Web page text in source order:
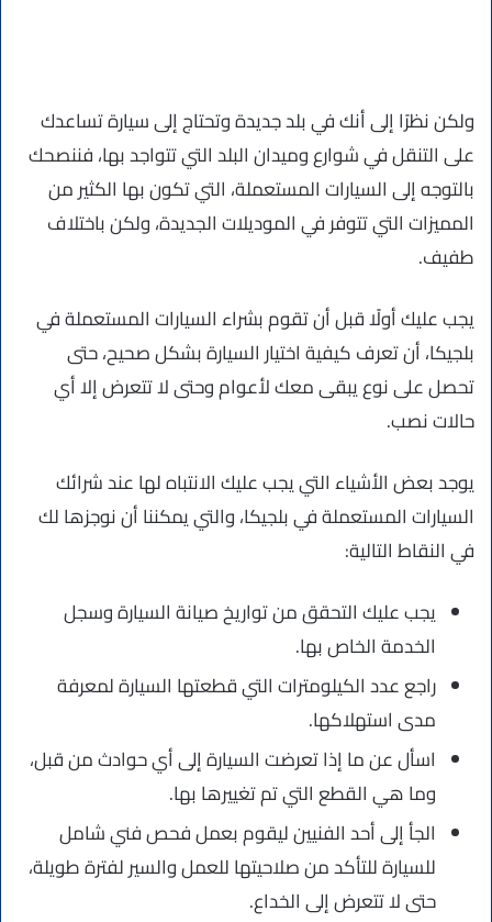
ولكن نظرًا إلى أنك في بلد جديدة وتحتاج إلى سيارة تساعدك
على التنقل في شوارع وميدان البلد التي تتواجد بها، فننصحك
بالتوجه إلى السيارات المستعملة، التي تكون بها الكثير من
المميزات التي تتوفر في الموديلات الجديدة، ولكن باختلاف
طفيف.
يجب عليك أولًا قبل أن تقوم بشراء السيارات المستعملة في
بلجيكا، أن تعرف كيفية اختيار السيارة بشكل صحيح، حتى
تحصل على نوع يبقى معك لأعوام وحتى لا تتعرض إلا أي
حالات نصب.
يوجد بعض الأشياء التي يجب عليك الانتباه لها عند شرائك
السيارات المستعملة في بلجيكا، والتي يمكننا أن نوجزها لك
في النقاط التالية:
يجب عليك التحقق من تواريخ صيانة السيارة وسجل
الخدمة الخاص بها.
راجع عدد الكيلومترات التي قطعتها السيارة لمعرفة
مدى استهلاكها.
اسأل عن ما إذا تعرضت السيارة إلى أي حوادث من قبل،
وما هي القطع التي تم تغييرها بها.
الجأ إلى أحد الفنيين ليقوم بعمل فحص فني شامل
للسيارة للتأكد من صلاحيتها للعمل والسير لفترة طويلة،
حتى لا تتعرض إلى الخداع.